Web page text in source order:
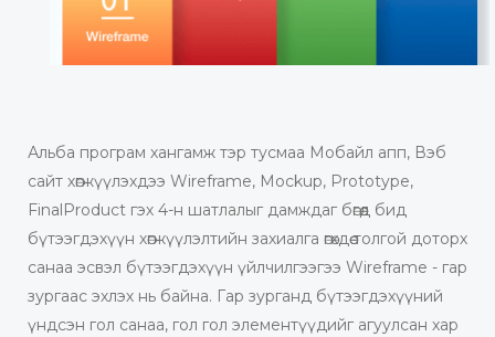
Альба програм хангамж тэр тусмаа Мобайл апп, Вэб
сайт хөгжүүлэхдээ Wireframe, Mockup, Prototype,
FinalProduct гэх 4-н шатлалыг дамждаг бөгөөд бид
бүтээгдэхүүн хөгжүүлэлтийн захиалга өгөхдөө толгой доторх
санаа эсвэл бүтээгдэхүүн үйлчилгээгээ Wireframe - гар
зургаас эхлэх нь байна. Гар зурганд бүтээгдэхүүний
үндсэн гол санаа, гол гол элементүүдийг агуулсан хар